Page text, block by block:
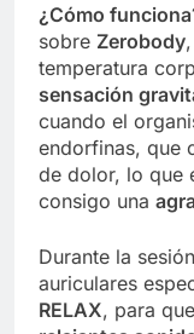
¿Cómo
sobre Zerobody
temperatura
sensación
cuando el
endorfinas, que
de dolor, lo que
consigo una
Durante la
auriculares
RELAX, para